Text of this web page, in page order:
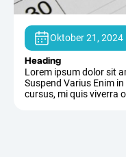
Oktober 21, 2024
Heading
Lorem ipsum dolor sit
Suspend Varius Enim
cursus, mi quis viverra